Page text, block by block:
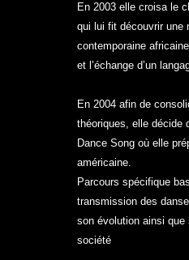
En 2003 elle croisa le
qui lui fit découvrir une
contemporaine
et l’échange d’un
En 2004 afin de
théoriques, elle décide
Dance Song où elle
américaine.
Parcours spécifique
transmission des
son évolution ainsi
société